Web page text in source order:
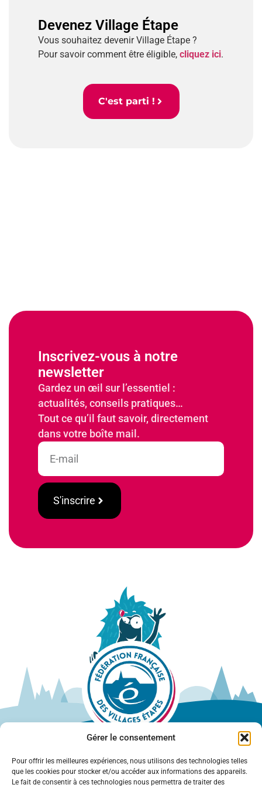
Gérer le consentement
Pour offrir les meilleures expériences, nous utilisons des technologies telles
que les cookies pour stocker et/ou accéder aux informations des appareils.
Le fait de consentir à ces technologies nous permettra de traiter des
Devenez Village Étape
Vous souhaitez devenir Village Étape ?
Pour savoir comment être éligible, cliquez ici.
C'est parti !
Inscrivez-vous à notre
newsletter
Gardez un œil sur l’essentiel :
actualités, conseils pratiques…
Tout ce qu’il faut savoir, directement
dans votre boîte mail.
S'inscrire